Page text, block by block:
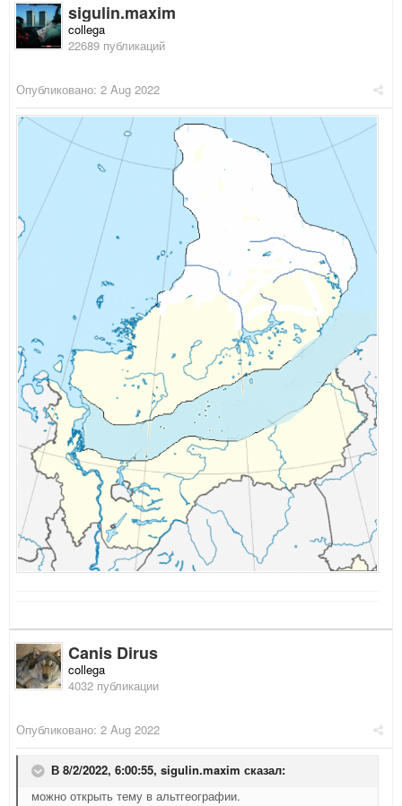
sigulin.maxim
collega
22689 публикаций
Опубликовано: 2 Aug 2022
Canis Dirus
collega
4032 публикации
Опубликовано: 2 Aug 2022
В 8/2/2022, 6:00:55, sigulin.maxim сказал:
можно открыть тему в альтгеографии.